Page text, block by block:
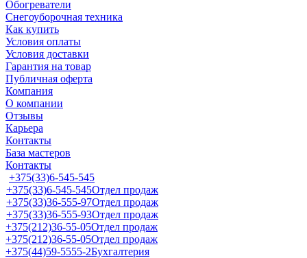
Обогреватели
Снегоуборочная техника
Как купить
Условия оплаты
Условия доставки
Гарантия на товар
Публичная оферта
Компания
О компании
Отзывы
Карьера
Контакты
База мастеров
Контакты
+375(33)6-545-545
+375(33)6-545-545Отдел продаж
+375(33)36-555-97Отдел продаж
+375(33)36-555-93Отдел продаж
+375(212)36-55-05Отдел продаж
+375(212)36-55-05Отдел продаж
+375(44)59-5555-2Бухгалтерия